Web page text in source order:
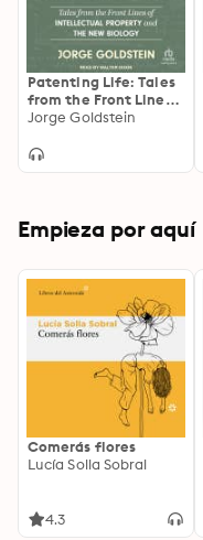
Patenting Life: Tales
from the Front Lines
of Intellectual
Biology
Jorge Goldstein
Empieza por aquí
Comerás flores
Lucía Solla Sobral
4.3